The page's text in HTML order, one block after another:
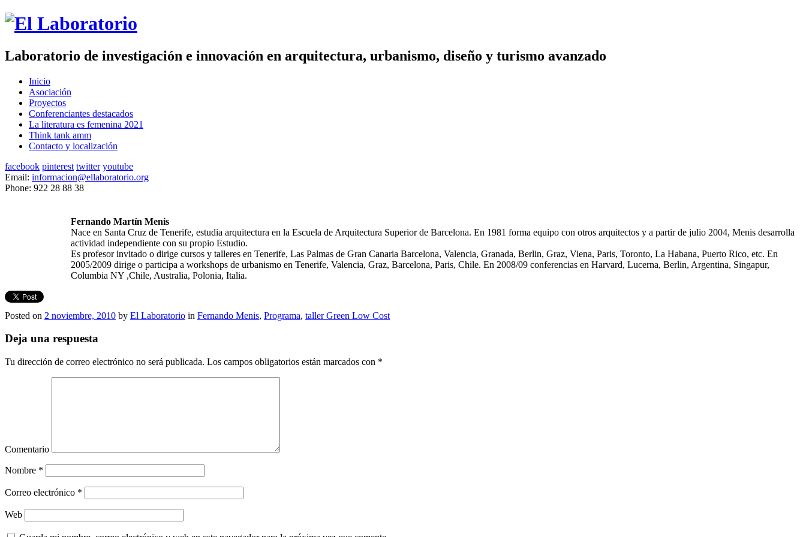
Laboratorio de investigación e innovación en arquitectura, urbanismo, diseño y turismo avanzado
Inicio
Asociación
Proyectos
Conferenciantes destacados
La literatura es femenina 2021
Think tank amm
Contacto y localización
facebook pinterest twitter youtube
Email: informacion@ellaboratorio.org
Phone: 922 28 88 38
Fernando Martín Menis
Nace en Santa Cruz de Tenerife, estudia arquitectura en la Escuela de Arquitectura Superior de Barcelona. En 1981 forma equipo con otros arquitectos y a partir de julio 2004, Menis desarrolla
actividad independiente con su propio Estudio.
Es profesor invitado o dirige cursos y talleres en Tenerife, Las Palmas de Gran Canaria Barcelona, Valencia, Granada, Berlin, Graz, Viena, Paris, Toronto, La Habana, Puerto Rico, etc. En
2005/2009 dirige o participa a workshops de urbanismo en Tenerife, Valencia, Graz, Barcelona, Paris, Chile. En 2008/09 conferencias en Harvard, Lucerna, Berlin, Argentina, Singapur,
Columbia NY ,Chile, Australia, Polonia, Italia.
Posted on 2 noviembre, 2010 by El Laboratorio in Fernando Menis, Programa, taller Green Low Cost
Deja una respuesta
Tu dirección de correo electrónico no será publicada. Los campos obligatorios están marcados con *
Comentario
Nombre *
Correo electrónico *
Web